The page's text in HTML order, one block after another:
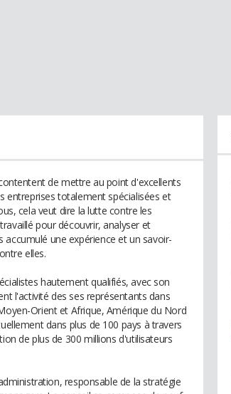
de mettre au point d'excellents
entreprises totalement spécialisées et
cela veut dire la lutte contre les
pour découvrir, analyser et
une expérience et un savoir-
elles.
hautement qualifiés, avec son
l'activité des ses représentants dans
Orient et Afrique, Amérique du Nord
dans plus de 100 pays à travers
de plus de 300 millions d'utilisateurs
responsable de la stratégie